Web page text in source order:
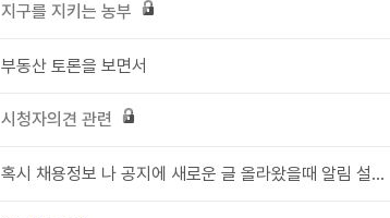
지구를 지키는 농부
부동산 토론을 보면서
시청자의견 관련
혹시 채용정보 나 공지에 새로운 글 올라왔을때 알림 설정 할수 있을까요?